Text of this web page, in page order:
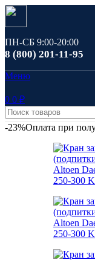
ПН-СБ 9:00-20:00
8 (800) 201-11-95
Меню
0 0 ₽
-23%Оплата при